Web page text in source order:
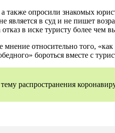
также опросили знакомых
в суд и не пишет
в иске туристу более чем
относительно того,
бороться вместе с
распространения